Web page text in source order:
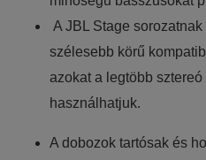
A JBL Stage
szélesebb körű
azokat a legtöbb
használhatjuk.
A dobozok tartósak és